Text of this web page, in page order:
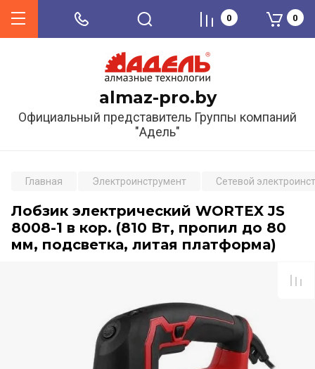
almaz-pro.by
Официальный представитель Группы компаний
"Адель"
0 0
Главная Электроинструмент Сетевой
Лобзик электрический WORTEX JS
8008-1 в кор. (810 Вт, пропил до 80
мм, подсветка, литая платформа)